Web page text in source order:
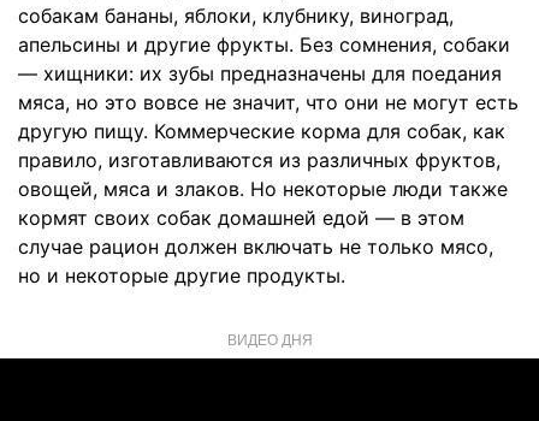
собакам бананы, яблоки, клубнику, виноград,
апельсины и другие фрукты. Без сомнения, собаки
— хищники: их зубы предназначены для поедания
мяса, но это вовсе не значит, что они не могут есть
другую пищу. Коммерческие корма для собак, как
правило, изготавливаются из различных фруктов,
овощей, мяса и злаков. Но некоторые люди также
кормят своих собак домашней едой — в этом
случае рацион должен включать не только мясо,
но и некоторые другие продукты.
ВИДЕО ДНЯ